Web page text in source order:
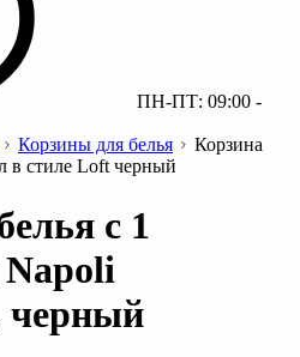
ПН-ПТ: 09:00 -
Корзины для белья
Корзина
в стиле Loft черный
с 1
черный